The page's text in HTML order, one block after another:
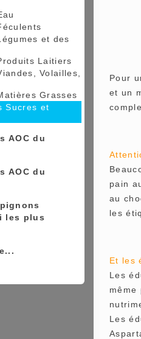
et des
Laitiers
Volailles,
Grasses
Sucres et
AOC du
AOC du
les plus
Pour
et un
pain
au
les
Et les
Les
même
Les